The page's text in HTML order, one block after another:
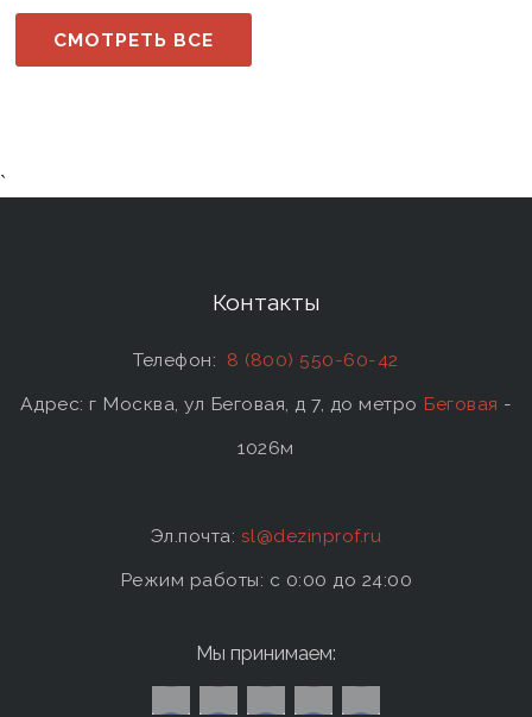
СМОТРЕТЬ ВСЕ
`
Контакты
Телефон: 8 (800) 550-60-42
Адрес: г Москва, ул Беговая, д 7, до метро Беговая -
1026м
Эл.почта: sl@dezinprof.ru
Режим работы: c 0:00 до 24:00
Мы принимаем: